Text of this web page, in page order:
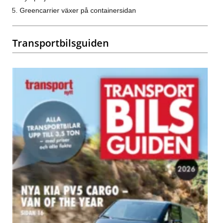
Greencarrier växer på containersidan
Transportbilsguiden